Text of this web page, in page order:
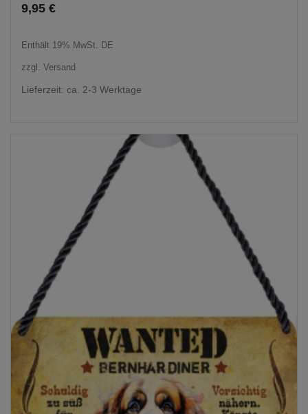
9,95 €
Enthält 19% MwSt. DE
zzgl. Versand
Lieferzeit: ca. 2-3 Werktage